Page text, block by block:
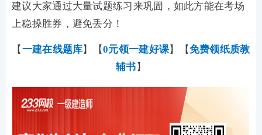
建议大家通过大量试题练习来巩固，如此方能在考场
上稳操胜券，避免丢分！
【 一建在线题库】【0元领一建好课】【免费领纸质教
辅书 】